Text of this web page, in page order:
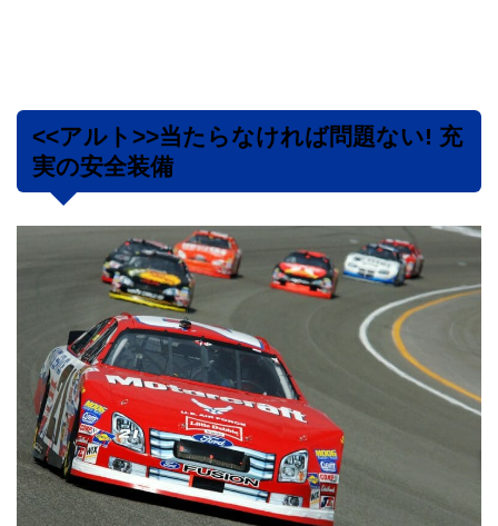
<<アルト>>当たらなければ問題ない! 充
実の安全装備